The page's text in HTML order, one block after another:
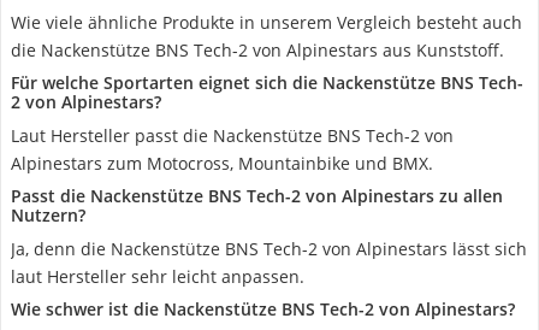
Wie viele ähnliche Produkte in unserem Vergleich besteht auch
die Nackenstütze BNS Tech-2 von Alpinestars aus Kunststoff.
Für welche Sportarten eignet sich die Nackenstütze BNS Tech-
2 von Alpinestars?
Laut Hersteller passt die Nackenstütze BNS Tech-2 von
Alpinestars zum Motocross, Mountainbike und BMX.
Passt die Nackenstütze BNS Tech-2 von Alpinestars zu allen
Nutzern?
Ja, denn die Nackenstütze BNS Tech-2 von Alpinestars lässt sich
laut Hersteller sehr leicht anpassen.
Wie schwer ist die Nackenstütze BNS Tech-2 von Alpinestars?